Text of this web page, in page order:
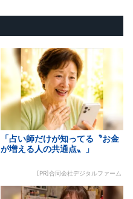
「占い師だけが知ってる〝お金
が増える人の共通点〟」
[PR]合同会社デジタルファーム